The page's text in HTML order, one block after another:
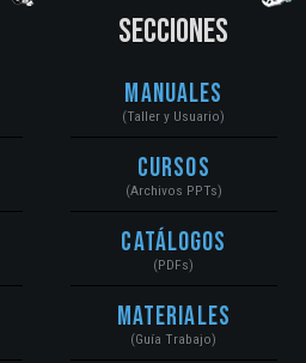
SECCIONES
Manuales
(Taller y Usuario)
Cursos
(Archivos PPTs)
Catálogos
(PDFs)
Materiales
(Guía Trabajo)